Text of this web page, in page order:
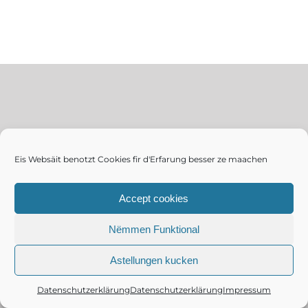
Eis Websäit benotzt Cookies fir d'Erfarung besser ze maachen
Accept cookies
Nëmmen Funktional
Astellungen kucken
DatenschutzerklärungDatenschutzerklärungImpressum